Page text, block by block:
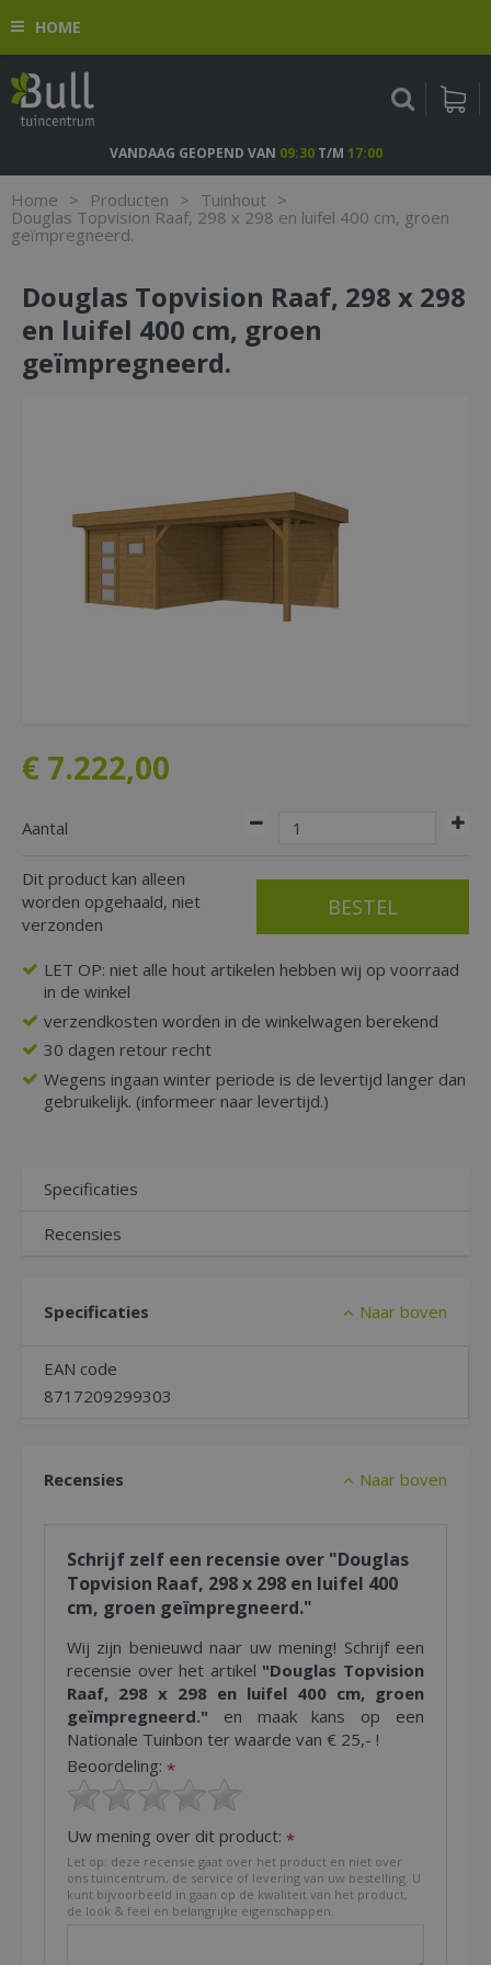
n
o
HOME
Home > Producten > Tuinhout >
Douglas Topvision Raaf, 298 x 298 en luifel 400 cm, groen
geïmpregneerd.
VANDAAG GEOPEND VAN 09:30T/M 17:00
Douglas Topvision Raaf, 298 x 298
en luifel 400 cm, groen
geïmpregneerd.
€ 7.222,00
Aantal
Dit product kan alleen
worden opgehaald, niet
verzonden
LET OP: niet alle hout artikelen hebben wij op voorraad
in de winkel
verzendkosten worden in de winkelwagen berekend
30 dagen retour recht
Wegens ingaan winter periode is de levertijd langer dan
gebruikelijk. (informeer naar levertijd.)
Specificaties
Recensies
Specificaties Naar boven
EAN code
8717209299303
Recensies Naar boven
Schrijf zelf een recensie over "Douglas
Topvision Raaf, 298 x 298 en luifel 400
cm, groen geïmpregneerd."
Wij zijn benieuwd naar uw mening! Schrijf een
recensie over het artikel "Douglas Topvision
Raaf, 298 x 298 en luifel 400 cm, groen
geïmpregneerd." en maak kans op een
Nationale Tuinbon ter waarde van € 25,- !
Beoordeling: *
Uw mening over dit product: *
Let op: deze recensie gaat over het product en niet over
ons tuincentrum, de service of levering van uw bestelling. U
kunt bijvoorbeeld in gaan op de kwaliteit van het product,
de look & feel en belangrijke eigenschappen.